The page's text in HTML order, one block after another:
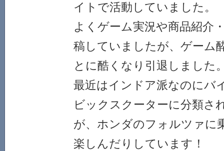
イトで活動していました。
よくゲーム実況や商品紹介
稿していましたが、ゲーム
とに酷くなり引退しました
最近はインドア派なのにバ
ビックスクーターに分類さ
が、ホンダのフォルツァに
楽しんだりしています！